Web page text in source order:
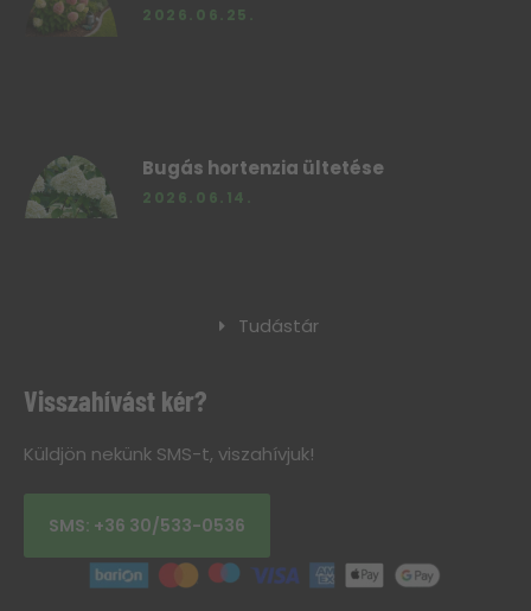
2026.06.25.
Bugás hortenzia ültetése
2026.06.14.
Tudástár
Visszahívást kér?
Küldjön nekünk SMS-t, viszahívjuk!
SMS: +36 30/533-0536